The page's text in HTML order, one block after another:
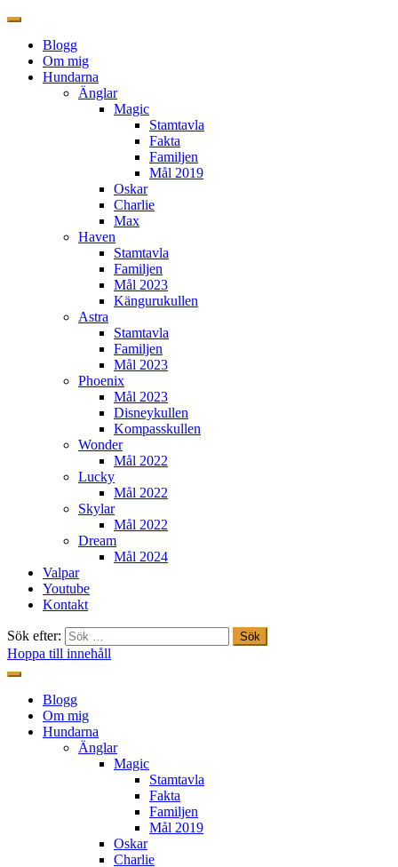
Blogg
Om mig
Hundarna
Änglar
Magic
Stamtavla
Fakta
Familjen
Mål 2019
Oskar
Charlie
Max
Haven
Stamtavla
Familjen
Mål 2023
Kängurukullen
Astra
Stamtavla
Familjen
Mål 2023
Phoenix
Mål 2023
Disneykullen
Kompasskullen
Wonder
Mål 2022
Lucky
Mål 2022
Skylar
Mål 2022
Dream
Mål 2024
Valpar
Youtube
Kontakt
Sök efter:
Hoppa till innehåll
Freestylehundar.se
Blogg
Om mig
Hundarna
Änglar
Magic
Stamtavla
Fakta
Familjen
Mål 2019
Oskar
Charlie